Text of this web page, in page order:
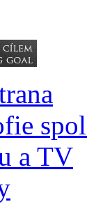
a TV